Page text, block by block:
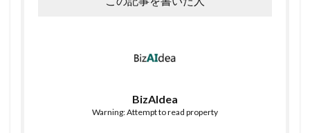
BizAIdea
Warning: Attempt to read property